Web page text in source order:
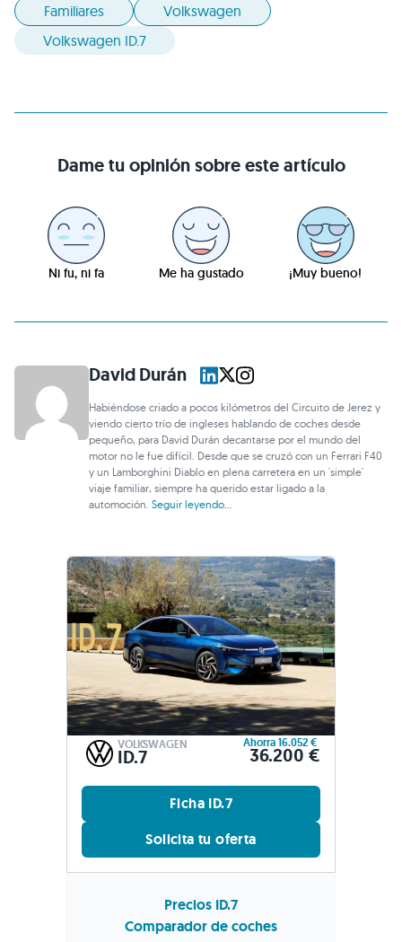
Familiares
Volkswagen
Volkswagen ID.7
Dame tu opinión sobre este artículo
Ni fu, ni fa Me ha gustado ¡Muy bueno!
David Durán
Habiéndose criado a pocos kilómetros del Circuito de Jerez y
viendo cierto trío de ingleses hablando de coches desde
pequeño, para David Durán decantarse por el mundo del
motor no le fue difícil. Desde que se cruzó con un Ferrari F40
y un Lamborghini Diablo en plena carretera en un 'simple'
viaje familiar, siempre ha querido estar ligado a la
automoción.Seguir leyendo...
VOLKSWAGEN
ID.7
Ahorra 16.052 €
36.200 €
Ficha ID.7
Solicita tu oferta
Precios ID.7
Comparador de coches